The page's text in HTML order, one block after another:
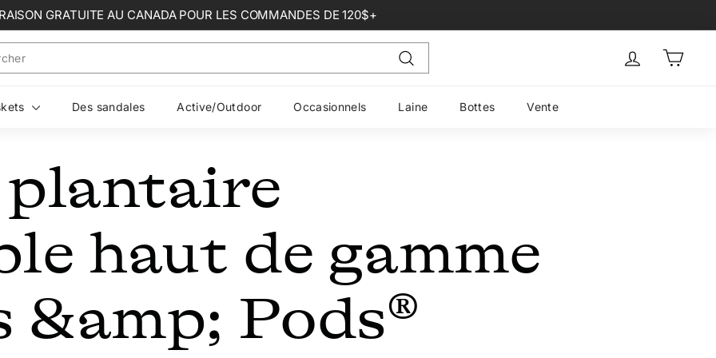
Diaporama
Pause
GRATUITE AU CANADA POUR LES COMMANDES DE 120$+
Recherche
Sign in Panier
Des sandales Active/Outdoor Occasionnels Laine Bottes Vente
plantaire
haut de gamme
&amp; Pods®